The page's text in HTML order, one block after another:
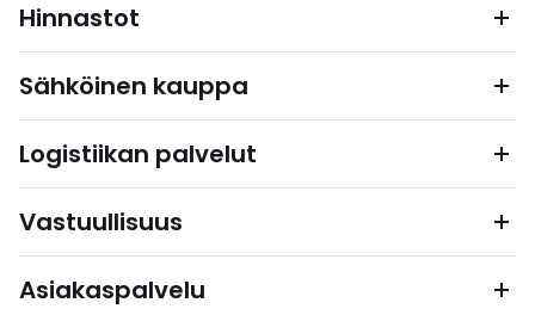
Hinnastot
Sähköinen kauppa
Logistiikan palvelut
Vastuullisuus
Asiakaspalvelu